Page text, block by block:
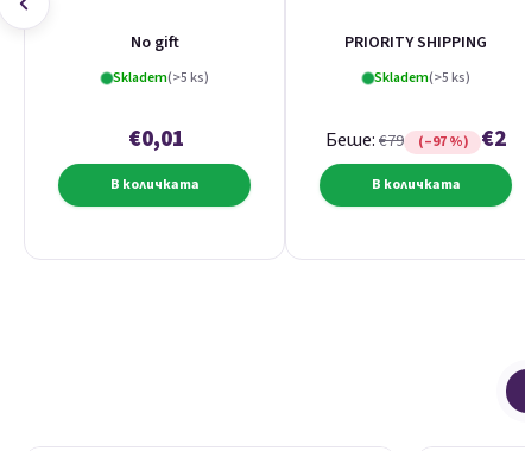
No gift
Skladem(>5 ks)
€0,01
В количката
PRIORITY SHIPPING
Skladem(>5 ks)
Беше: €79 (–97 %) €2
В количката